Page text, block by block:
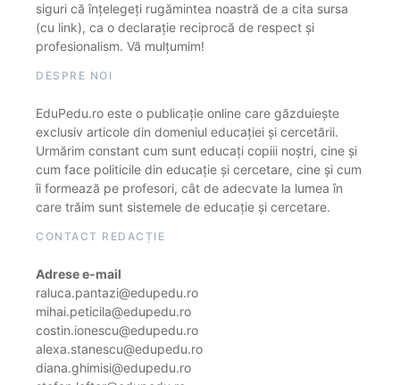
siguri că înțelegeți rugămintea noastră de a cita sursa
(cu link), ca o declarație reciprocă de respect și
profesionalism. Vă mulțumim!
DESPRE NOI
EduPedu.ro este o publicație online care găzduiește
exclusiv articole din domeniul educației și cercetării.
Urmărim constant cum sunt educați copiii noștri, cine și
cum face politicile din educație și cercetare, cine și cum
îi formează pe profesori, cât de adecvate la lumea în
care trăim sunt sistemele de educație și cercetare.
CONTACT REDACȚIE
Adrese e-mail
raluca.pantazi@edupedu.ro
mihai.peticila@edupedu.ro
costin.ionescu@edupedu.ro
alexa.stanescu@edupedu.ro
diana.ghimisi@edupedu.ro